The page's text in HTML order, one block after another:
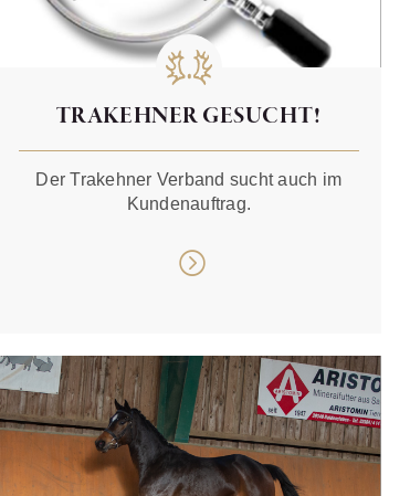
TRAKEHNER GESUCHT!
Der Trakehner Verband sucht auch im
Kundenauftrag.